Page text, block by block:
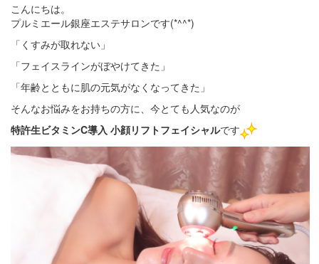
こんにちは。
プルミエール銀座エステサロンです(*^^*)
「くすみが取れない」
「フェイスラインがぼやけてきた」
「年齢とともに肌の元気がなくなってきた」
そんなお悩みをお持ちの方に、今とても人気なのが
特許生ビタミンC導入 小顔リフトフェイシャルです